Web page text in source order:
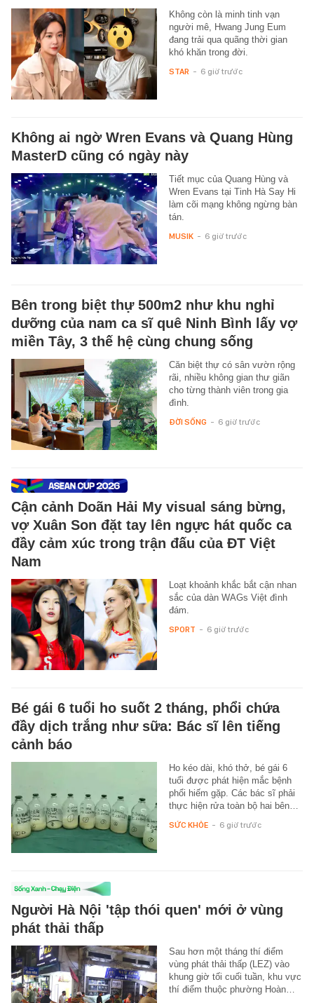
Không còn là minh tinh vạn
người mê, Hwang Jung Eum
đang trải qua quãng thời gian
khó khăn trong đời.
STAR - 6 giờ trước
Không ai ngờ Wren Evans và Quang Hùng
MasterD cũng có ngày này
Tiết mục của Quang Hùng và
Wren Evans tại Tinh Hà Say Hi
làm cõi mạng không ngừng bàn
tán.
MUSIK - 6 giờ trước
Bên trong biệt thự 500m2 như khu nghỉ
dưỡng của nam ca sĩ quê Ninh Bình lấy vợ
miền Tây, 3 thế hệ cùng chung sống
Căn biệt thự có sân vườn rộng
rãi, nhiều không gian thư giãn
cho từng thành viên trong gia
đình.
ĐỜI SỐNG - 6 giờ trước
Cận cảnh Doãn Hải My visual sáng bừng,
vợ Xuân Son đặt tay lên ngực hát quốc ca
đầy cảm xúc trong trận đấu của ĐT Việt
Nam
Loạt khoảnh khắc bắt cận nhan
sắc của dàn WAGs Việt đình
đám.
SPORT - 6 giờ trước
Bé gái 6 tuổi ho suốt 2 tháng, phổi chứa
đầy dịch trắng như sữa: Bác sĩ lên tiếng
cảnh báo
Ho kéo dài, khó thở, bé gái 6
tuổi được phát hiện mắc bệnh
phổi hiếm gặp. Các bác sĩ phải
thực hiện rửa toàn bộ hai bên…
SỨC KHỎE - 6 giờ trước
Người Hà Nội 'tập thói quen' mới ở vùng
phát thải thấp
Sau hơn một tháng thí điểm
vùng phát thải thấp (LEZ) vào
khung giờ tối cuối tuần, khu vực
thí điểm thuộc phường Hoàn…